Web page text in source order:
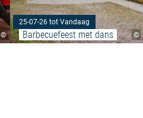
© ©
25-07-26 tot Vandaag
Barbecuefeest met dans